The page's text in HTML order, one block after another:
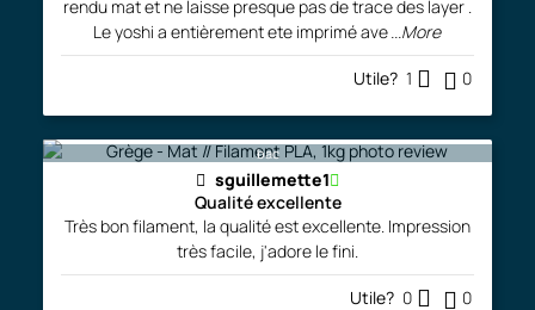
rendu mat et ne laisse presque pas de trace des layer .
Le yoshi a entièrement ete imprimé ave...More
Utile? 1 0
bac
sguillemette1
Qualité excellente
Très bon filament, la qualité est excellente. Impression
très facile, j'adore le fini.
Utile? 0 0